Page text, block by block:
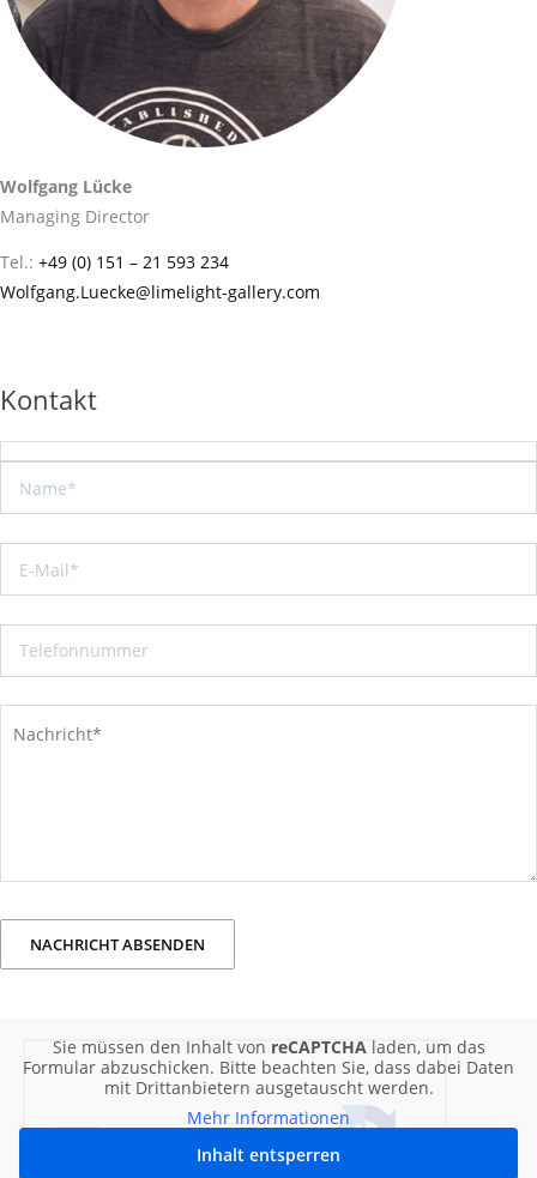
Wolfgang Lücke
Managing Director
Tel.: +49 (0) 151 – 21 593 234
Wolfgang.Luecke@limelight-gallery.com
Kontakt
Sie müssen den Inhalt von reCAPTCHA laden, um das
Formular abzuschicken. Bitte beachten Sie, dass dabei Daten
mit Drittanbietern ausgetauscht werden.
Mehr Informationen
Inhalt entsperren